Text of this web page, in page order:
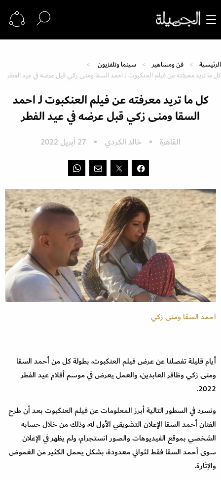
الرئيسية فن ومشاهير
سينما وتلفزيون
كل ما تريد معرفته عن فيلم العنكبوت لـ احمد السقا ومنى زكي قبل عرضه في عيد الفطر
كل ما تريد معرفته عن فيلم العنكبوت لـ احمد
السقا ومنى زكي قبل عرضه في عيد الفطر
القاهرة خالد الكردي 27 أبريل 2022
احمد السقا ومنى زكي
أيام قليلة تفصلنا عن عرض فيلم العنكبوت، بطولة كل من أحمد السقا
ومنى زكي وظافر العابدين، والعمل يعرض في موسم أفلام عيد الفطر
2022.
ونسرد في السطور التالية أبرز المعلومات عن فيلم العنكبوت بعد أن طرح
الفنان أحمد السقا الإعلان التشويقي الأول له، وذلك من خلال حسابه
الشخصي بموقع الفيديوهات والصور انستجرام، ولم يظهر في الإعلان
سوى أحمد السقا فقط لثواني معدودة، بشكل يحمل الكثير من الغموض
والإثارة.